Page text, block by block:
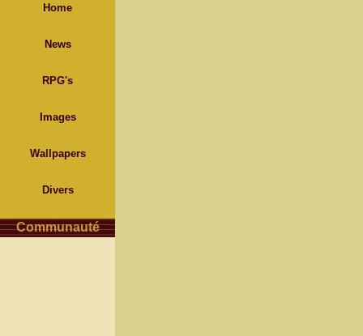
Home
News
RPG's
Images
Wallpapers
Divers
Communauté